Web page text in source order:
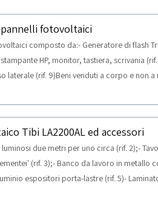
fotovoltaici
composto da:- Generatore di flash
HP, monitor, tastiera, scrivania
laterale (rif. 9)Beni venduti a corpo e non a
tempistica massima prevista per lo
1 giorno
Tibi LA2200AL ed accessori
due metri per uno circa (rif. 2);-
(rif. 3);- Banco da lavoro in metallo
espositori porta-lastre (rif. 5)-
con 2 rulliere (rif. 6)Beni venduti a corpo